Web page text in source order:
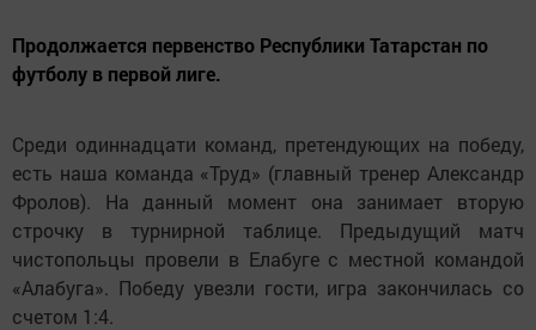
Продолжается первенство Республики Татарстан по
футболу в первой лиге.
Среди одиннадцати команд, претендующих на победу,
есть наша команда «Труд» (главный тренер Александр
Фролов). На данный момент она занимает вторую
строчку в турнирной таблице. Предыдущий матч
чистопольцы провели в Елабуге с местной командой
«Алабуга». Победу увезли гости, игра закончилась со
счетом 1:4.